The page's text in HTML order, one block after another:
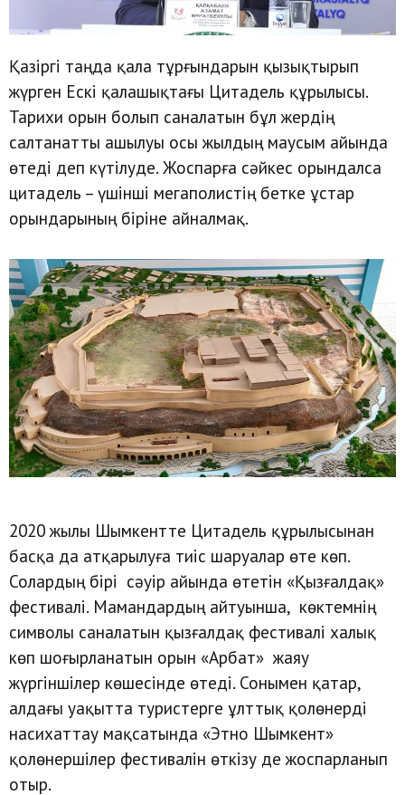
Қазіргі таңда қала тұрғындарын қызықтырып
жүрген Ескі қалашықтағы Цитадель құрылысы.
Тарихи орын болып саналатын бұл жердің
салтанатты ашылуы осы жылдың маусым айында
өтеді деп күтілуде. Жоспарға сәйкес орындалса
цитадель – үшінші мегаполистің бетке ұстар
орындарының біріне айналмақ.
2020 жылы Шымкентте Цитадель құрылысынан
басқа да атқарылуға тиіс шаруалар өте көп.
Солардың бірі сәуір айында өтетін «Қызғалдақ»
фестивалі. Мамандардың айтуынша, көктемнің
символы саналатын қызғалдақ фестивалі халық
көп шоғырланатын орын «Арбат» жаяу
жүргіншілер көшесінде өтеді. Сонымен қатар,
алдағы уақытта туристерге ұлттық қолөнерді
насихаттау мақсатында «Этно Шымкент»
қолөнершілер фестивалін өткізу де жоспарланып
отыр.